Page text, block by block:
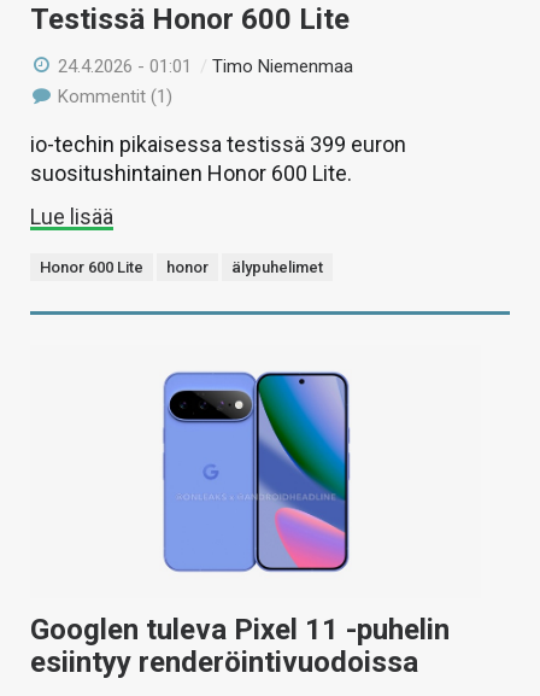
Testissä Honor 600 Lite
24.4.2026 - 01:01 /Timo Niemenmaa
Kommentit (1)
io-techin pikaisessa testissä 399 euron
suositushintainen Honor 600 Lite.
Lue lisää
Honor 600 Lite honor älypuhelimet
Googlen tuleva Pixel 11 -puhelin
esiintyy renderöintivuodoissa